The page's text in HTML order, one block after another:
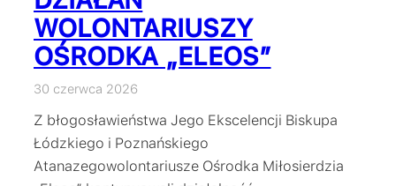
WOLONTARIUSZY
OŚRODKA „ELEOS”
30 czerwca 2026
Z błogosławieństwa Jego Ekscelencji Biskupa
Łódzkiego i Poznańskiego
Atanazegowolontariusze Ośrodka Miłosierdzia